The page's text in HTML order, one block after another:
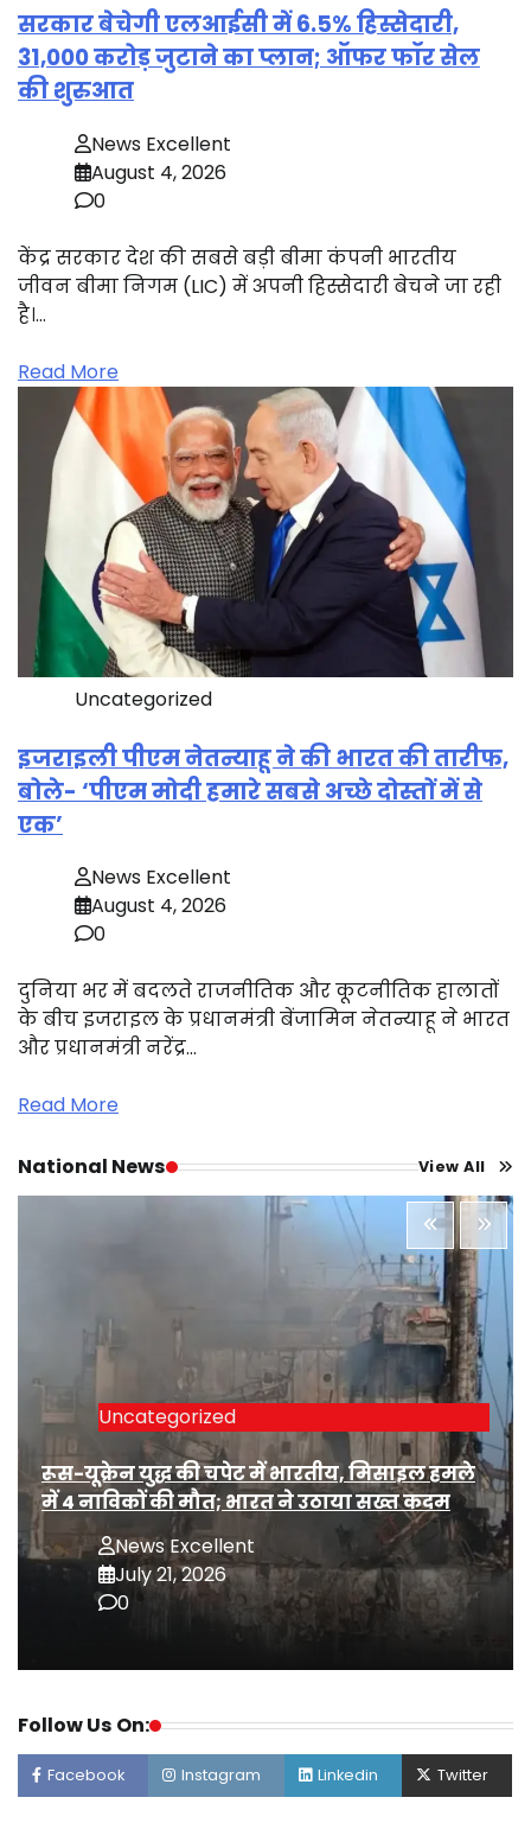
सरकार बेचेगी एलआईसी में 6.5% हिस्सेदारी,
31,000 करोड़ जुटाने का प्लान; ऑफर फॉर सेल
की शुरुआत
News Excellent
August 4, 2026
0
केंद्र सरकार देश की सबसे बड़ी बीमा कंपनी भारतीय
जीवन बीमा निगम (LIC) में अपनी हिस्सेदारी बेचने जा रही
है।…
Read More
Uncategorized
इजराइली पीएम नेतन्याहू ने की भारत की तारीफ,
बोले- ‘पीएम मोदी हमारे सबसे अच्छे दोस्तों में से
एक’
News Excellent
August 4, 2026
0
दुनिया भर में बदलते राजनीतिक और कूटनीतिक हालातों
के बीच इजराइल के प्रधानमंत्री बेंजामिन नेतन्याहू ने भारत
और प्रधानमंत्री नरेंद्र…
Read More
National News View All
Uncategorized
रूस-यूक्रेन युद्ध की चपेट में भारतीय, मिसाइल हमले
में 4 नाविकों की मौत; भारत ने उठाया सख्त कदम
News Excellent
July 21, 2026
0
Follow Us On:
Facebook Instagram Linkedin Twitter